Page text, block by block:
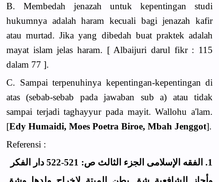
B. Membedah jenazah untuk kepentingan studi
hukumnya adalah haram kecuali bagi jenazah kafir
atau murtad. Jika yang dibedah buat praktek adalah
mayat islam jelas haram. [ Albaijuri darul fikr : 115
dalam 77 ].
C. Sampai terpenuhinya kepentingan-kepentingan di
atas (sebab-sebab pada jawaban sub a) atau tidak
sampai terjadi taghayyur pada mayit. Wallohu a'lam.
[Edy Humaidi, Moes Poetra Biroe, Mbah Jenggot].
Referensi :
1. الفقه الإسلامى الجزء الثالث ص: 521-522 دار الفكر